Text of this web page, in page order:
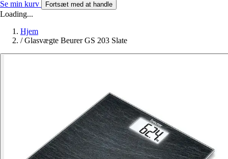
Se min kurv Fortsæt med at handle
Loading...
Hjem
/ Glasvægte Beurer GS 203 Slate